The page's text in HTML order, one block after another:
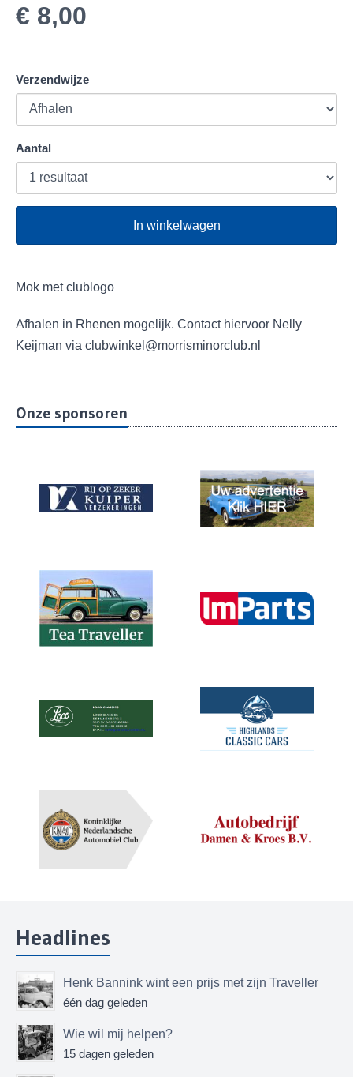
€ 8,00
Verzendwijze
Aantal
In winkelwagen
Mok met clublogo
Afhalen in Rhenen mogelijk. Contact hiervoor Nelly
Keijman via clubwinkel@morrisminorclub.nl
Onze sponsoren
Headlines
Henk Bannink wint een prijs met zijn Traveller
één dag geleden
Wie wil mij helpen?
15 dagen geleden